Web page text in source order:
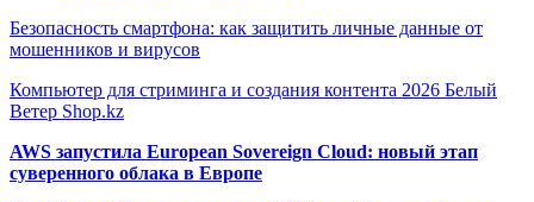
Безопасность смартфона: как защитить личные данные от
мошенников и вирусов
Компьютер для стриминга и создания контента 2026 Белый
Ветер Shop.kz
AWS запустила European Sovereign Cloud: новый этап
суверенного облака в Европе